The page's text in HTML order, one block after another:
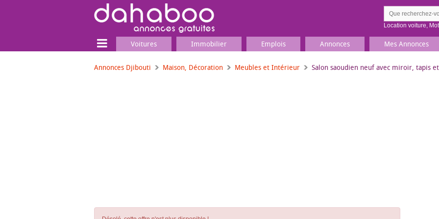
Location voiture,
Voitures Immobilier Emplois Annonces Mes Annonces
Annonces Djibouti Maison, Décoration Meubles et Intérieur Salon saoudien neuf avec miroir, tapis